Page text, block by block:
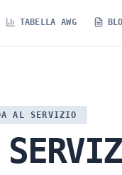
TABELLA AWG
AL SERVIZIO